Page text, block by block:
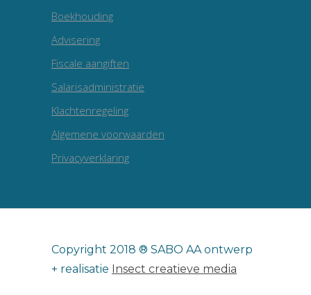
Boekhouding
Advisering
Fiscale aangiften
Salarisadministratie
Klachtenregeling
Algemene voorwaarden
Privacyverklaring
Copyright 2018 ® SABO AA ontwerp
+ realisatie Insect creatieve media